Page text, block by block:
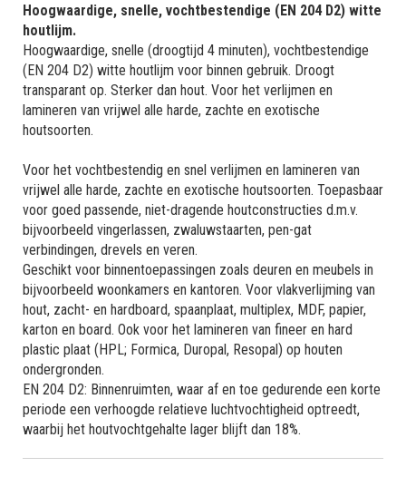
Hoogwaardige, snelle, vochtbestendige (EN 204 D2) witte
houtlijm.
Hoogwaardige, snelle (droogtijd 4 minuten), vochtbestendige
(EN 204 D2) witte houtlijm voor binnen gebruik. Droogt
transparant op. Sterker dan hout. Voor het verlijmen en
lamineren van vrijwel alle harde, zachte en exotische
houtsoorten.
Voor het vochtbestendig en snel verlijmen en lamineren van
vrijwel alle harde, zachte en exotische houtsoorten. Toepasbaar
voor goed passende, niet-dragende houtconstructies d.m.v.
bijvoorbeeld vingerlassen, zwaluwstaarten, pen-gat
verbindingen, drevels en veren.
Geschikt voor binnentoepassingen zoals deuren en meubels in
bijvoorbeeld woonkamers en kantoren. Voor vlakverlijming van
hout, zacht- en hardboard, spaanplaat, multiplex, MDF, papier,
karton en board. Ook voor het lamineren van fineer en hard
plastic plaat (HPL; Formica, Duropal, Resopal) op houten
ondergronden.
EN 204 D2: Binnenruimten, waar af en toe gedurende een korte
periode een verhoogde relatieve luchtvochtigheid optreedt,
waarbij het houtvochtgehalte lager blijft dan 18%.